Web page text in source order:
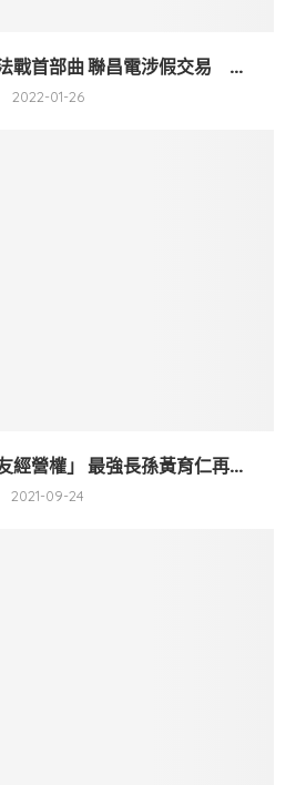
戰首部曲 聯昌電涉假交易 ...
2022-01-26
經營權」 最強長孫黃育仁再...
2021-09-24